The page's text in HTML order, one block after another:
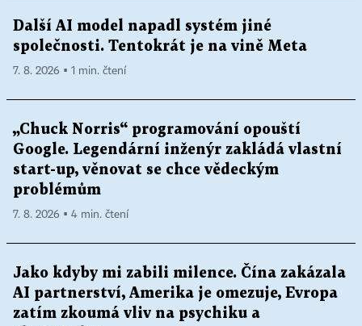
Další AI model napadl systém jiné
společnosti. Tentokrát je na vině Meta
7. 8. 2026 ▪ 1 min. čtení
„Chuck Norris“ programování opouští
Google. Legendární inženýr zakládá vlastní
start-up, věnovat se chce vědeckým
problémům
7. 8. 2026 ▪ 4 min. čtení
Jako kdyby mi zabili milence. Čína zakázala
AI partnerství, Amerika je omezuje, Evropa
zatím zkoumá vliv na psychiku a